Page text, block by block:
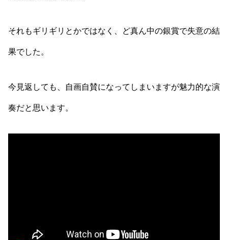
それもギリギリとかではなく、ど真ん中の銀賞で失意の結
果でした。
今見返しても、自画自賛になってしまいますが魅力的な演
奏だと思います。